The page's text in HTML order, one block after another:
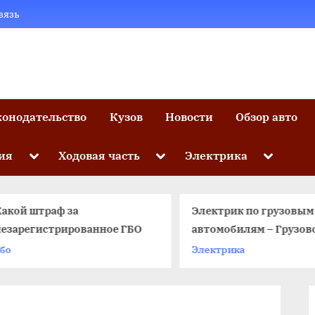
Кузов Новости Обзор авто
Toggle
menu
Ходовая часть Toggle
menu
Электрика Toggle
menu
штраф за
ГБО
Электрик по грузовым
автомобилям –
электрик | Выездной
Электрика